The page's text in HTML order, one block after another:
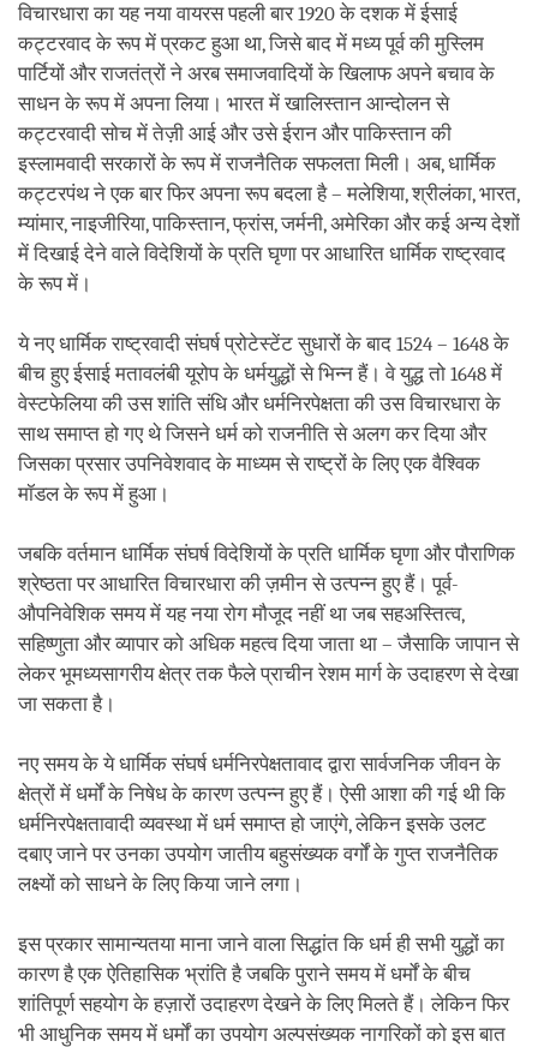
विचारधारा का यह नया वायरस पहली बार 1920 के दशक में ईसाई
कट्टरवाद के रूप में प्रकट हुआ था, जिसे बाद में मध्य पूर्व की मुस्लिम
पार्टियों और राजतंत्रों ने अरब समाजवादियों के खिलाफ अपने बचाव के
साधन के रूप में अपना लिया। भारत में खालिस्तान आन्दोलन से
कट्टरवादी सोच में तेज़ी आई और उसे ईरान और पाकिस्तान की
इस्लामवादी सरकारों के रूप में राजनैतिक सफलता मिली। अब, धार्मिक
कट्टरपंथ ने एक बार फिर अपना रूप बदला है – मलेशिया, श्रीलंका, भारत,
म्यांमार, नाइजीरिया, पाकिस्तान, फ्रांस, जर्मनी, अमेरिका और कई अन्य देशों
में दिखाई देने वाले विदेशियों के प्रति घृणा पर आधारित धार्मिक राष्ट्रवाद
के रूप में।
ये नए धार्मिक राष्ट्रवादी संघर्ष प्रोटेस्टेंट सुधारों के बाद 1524 – 1648 के
बीच हुए ईसाई मतावलंबी यूरोप के धर्मयुद्धों से भिन्न हैं। वे युद्ध तो 1648 में
वेस्टफेलिया की उस शांति संधि और धर्मनिरपेक्षता की उस विचारधारा के
साथ समाप्त हो गए थे जिसने धर्म को राजनीति से अलग कर दिया और
जिसका प्रसार उपनिवेशवाद के माध्यम से राष्ट्रों के लिए एक वैश्विक
मॉडल के रूप में हुआ।
जबकि वर्तमान धार्मिक संघर्ष विदेशियों के प्रति धार्मिक घृणा और पौराणिक
श्रेष्ठता पर आधारित विचारधारा की ज़मीन से उत्पन्न हुए हैं। पूर्व-
औपनिवेशिक समय में यह नया रोग मौजूद नहीं था जब सहअस्तित्व,
सहिष्णुता और व्यापार को अधिक महत्व दिया जाता था – जैसाकि जापान से
लेकर भूमध्यसागरीय क्षेत्र तक फैले प्राचीन रेशम मार्ग के उदाहरण से देखा
जा सकता है।
नए समय के ये धार्मिक संघर्ष धर्मनिरपेक्षतावाद द्वारा सार्वजनिक जीवन के
क्षेत्रों में धर्मों के निषेध के कारण उत्पन्न हुए हैं। ऐसी आशा की गई थी कि
धर्मनिरपेक्षतावादी व्यवस्था में धर्म समाप्त हो जाएंगे, लेकिन इसके उलट
दबाए जाने पर उनका उपयोग जातीय बहुसंख्यक वर्गों के गुप्त राजनैतिक
लक्ष्यों को साधने के लिए किया जाने लगा।
इस प्रकार सामान्यतया माना जाने वाला सिद्धांत कि धर्म ही सभी युद्धों का
कारण है एक ऐतिहासिक भ्रांति है जबकि पुराने समय में धर्मों के बीच
शांतिपूर्ण सहयोग के हज़ारों उदाहरण देखने के लिए मिलते हैं। लेकिन फिर
भी आधुनिक समय में धर्मों का उपयोग अल्पसंख्यक नागरिकों को इस बात